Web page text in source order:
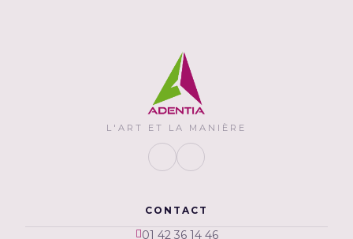
L'ART ET LA MANIÈRE
CONTACT
01 42 36 14 46